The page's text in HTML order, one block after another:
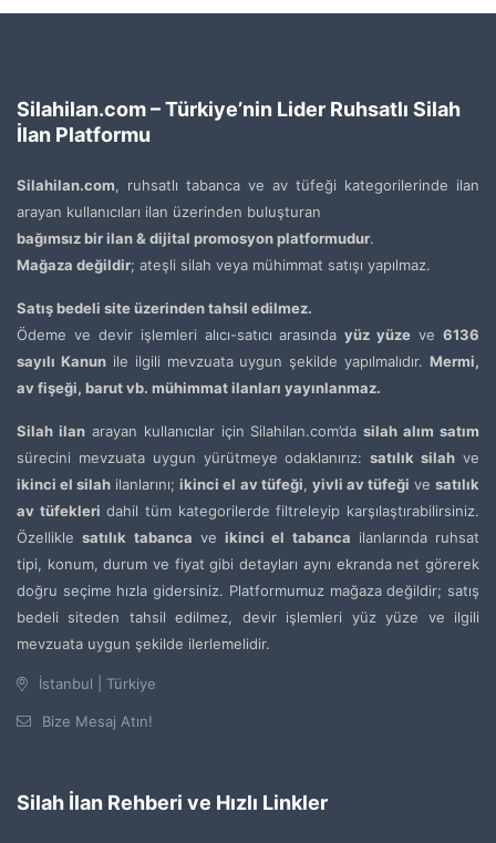
Silahilan.com – Türkiye’nin Lider Ruhsatlı Silah
İlan Platformu
Silahilan.com, ruhsatlı tabanca ve av tüfeği kategorilerinde ilan
arayan kullanıcıları ilan üzerinden buluşturan
bağımsız bir ilan & dijital promosyon platformudur.
Mağaza değildir; ateşli silah veya mühimmat satışı yapılmaz.
Satış bedeli site üzerinden tahsil edilmez.
Ödeme ve devir işlemleri alıcı-satıcı arasındayüz yüze ve6136
sayılı Kanunile ilgili mevzuata uygun şekilde yapılmalıdır. Mermi,
av fişeği, barut vb. mühimmat ilanları yayınlanmaz.
Silah ilanarayan kullanıcılar için Silahilan.com’dasilah alım satım
sürecini mevzuata uygun yürütmeye odaklanırız:satılık silah ve
ikinci el silah ilanlarını;ikinci el av tüfeği, yivli av tüfeği vesatılık
av tüfekleri dahil tüm kategorilerde filtreleyip karşılaştırabilirsiniz.
Özelliklesatılık tabanca ve ikinci el tabanca ilanlarında ruhsat
tipi, konum, durum ve fiyat gibi detayları aynı ekranda net görerek
doğru seçime hızla gidersiniz. Platformumuz mağaza değildir; satış
bedeli siteden tahsil edilmez, devir işlemleri yüz yüze ve ilgili
mevzuata uygun şekilde ilerlemelidir.
İstanbul | Türkiye
Bize Mesaj Atın!
Silah İlan Rehberi ve Hızlı Linkler